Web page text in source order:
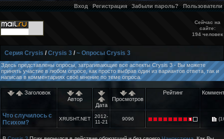
Вход Регистрация Забыли пароль? Пользователи
Сейчас на
сайте:
194 человек
Серия Crysis /Crysis 3 /~ Опросы Crysis 3
Здесь представлены опросы, затрагивающие все аспекты Crysis 3 - Вы можете
принять участие в любом опросе, как просто выбрав один из вариантов ответа, так и
написав в комментариях своё мнение по теме опроса.
Заголовок
Автор
Дата
Просмотров
Рейтинг
Что случилось с
Психом?
XRUSHT.NET
2012-
11-21
9096